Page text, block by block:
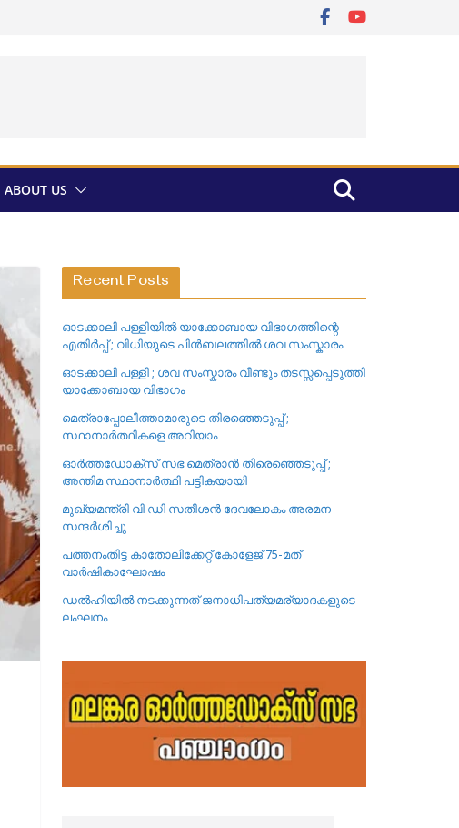
ABOUT US
Recent Posts
ഓടക്കാലി പള്ളിയിൽ യാക്കോബായ വിഭാഗത്തിന്റെ
എതിർപ്പ് ; വിധിയുടെ പിൻബലത്തിൽ ശവ സംസ്കാരം
ഓടക്കാലി പള്ളി ; ശവ സംസ്കാരം വീണ്ടും തടസ്സപ്പെടുത്തി
യാക്കോബായ വിഭാഗം
മെത്രാപ്പോലീത്താമാരുടെ തിരഞ്ഞെടുപ്പ് ;
സ്ഥാനാർത്ഥികളെ അറിയാം
ഓർത്തഡോക്സ് സഭ മെത്രാൻ തിരെഞ്ഞെടുപ്പ് ;
അന്തിമ സ്ഥാനാർത്ഥി പട്ടികയായി
മുഖ്യമന്ത്രി വി ഡി സതീശൻ ദേവലോകം അരമന
സന്ദർശിച്ചു
പത്തനംതിട്ട കാതോലിക്കേറ്റ്‌ കോളേജ്‌ 75-മത്
വാർഷികാഘോഷം
ഡൽഹിയിൽ നടക്കുന്നത് ജനാധിപത്യമര്യാദകളുടെ
ലംഘനം